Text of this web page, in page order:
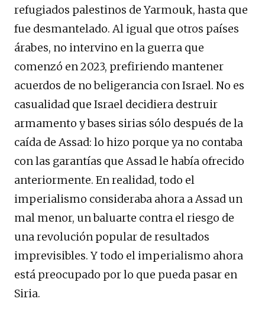
refugiados palestinos de Yarmouk, hasta que
fue desmantelado. Al igual que otros países
árabes, no intervino en la guerra que
comenzó en 2023, prefiriendo mantener
acuerdos de no beligerancia con Israel. No es
casualidad que Israel decidiera destruir
armamento y bases sirias sólo después de la
caída de Assad: lo hizo porque ya no contaba
con las garantías que Assad le había ofrecido
anteriormente. En realidad, todo el
imperialismo consideraba ahora a Assad un
mal menor, un baluarte contra el riesgo de
una revolución popular de resultados
imprevisibles. Y todo el imperialismo ahora
está preocupado por lo que pueda pasar en
Siria.